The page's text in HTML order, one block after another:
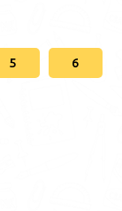
5 6